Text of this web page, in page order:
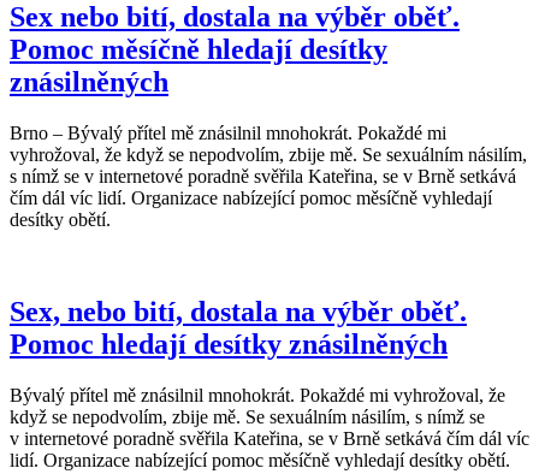
Sex nebo bití, dostala na výběr oběť.
Pomoc měsíčně hledají desítky
znásilněných
Brno – Bývalý přítel mě znásilnil mnohokrát. Pokaždé mi
vyhrožoval, že když se nepodvolím, zbije mě. Se sexuálním násilím,
s nímž se v internetové poradně svěřila Kateřina, se v Brně setkává
čím dál víc lidí. Organizace nabízející pomoc měsíčně vyhledají
desítky obětí.
Sex, nebo bití, dostala na výběr oběť.
Pomoc hledají desítky znásilněných
Bývalý přítel mě znásilnil mnohokrát. Pokaždé mi vyhrožoval, že
když se nepodvolím, zbije mě. Se sexuálním násilím, s nímž se
v internetové poradně svěřila Kateřina, se v Brně setkává čím dál víc
lidí. Organizace nabízející pomoc měsíčně vyhledají desítky obětí.